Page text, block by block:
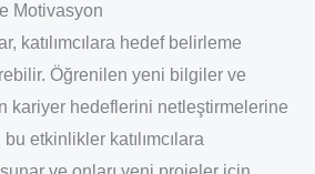
Motivasyon
katılımcılara hedef belirleme
Öğrenilen yeni bilgiler ve
kariyer hedeflerini netleştirmelerine
bu etkinlikler katılımcılara